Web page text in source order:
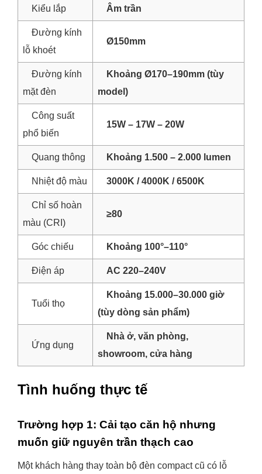
Kiểu lắp Âm trần
Đường kính
lỗ khoét
Ø150mm
Đường kính
mặt đèn
Khoảng Ø170–190mm (tùy
model)
Công suất
phổ biến
15W – 17W – 20W
Quang thông Khoảng 1.500 – 2.000 lumen
Nhiệt độ màu 3000K / 4000K / 6500K
Chỉ số hoàn
màu (CRI)
≥80
Góc chiếu Khoảng 100°–110°
Điện áp AC 220–240V
Tuổi thọ
Khoảng 15.000–30.000 giờ
(tùy dòng sản phẩm)
Ứng dụng
Nhà ở, văn phòng,
showroom, cửa hàng
Tình huống thực tế
Trường hợp 1: Cải tạo căn hộ nhưng
muốn giữ nguyên trần thạch cao
Một khách hàng thay toàn bộ đèn compact cũ có lỗ